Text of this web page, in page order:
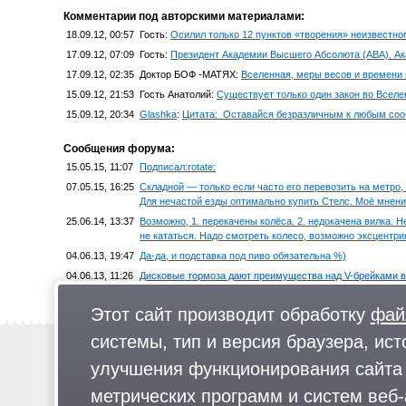
Комментарии под авторскими материалами:
18.09.12, 00:57 Гость: Осилил только 12 пунктов «творения»
17.09.12, 07:09 Гость: Президент Академии Высшего Абсолюта (АВА).
17.09.12, 02:35 Доктор БОФ -МАТЯХ: Вселенная, меры весов и времени
15.09.12, 21:53 Гость Анатолий: Существует только один закон во
15.09.12, 20:34 Glashka: Цитата: Оставайся безразличным к любым
Сообщения форума:
15.05.15, 11:07 Подписал:rotate:
07.05.15, 16:25 Складной — только если часто его перевозить на
Для нечастой езды оптимально купить Стелс. Моё
25.06.14, 13:37 Возможно, 1. перекачены колёса. 2. недокачена вилка.
не кататься. Надо смотреть колесо, возможно
04.06.13, 19:47 Да-да, и подставка под пиво обязательна %)
04.06.13, 11:26
Дисковые тормоза дают преимущества над V-брейками
больше →
Новости
Предложи новость
Реклама
Этот сайт производит обработку
системы, тип и версия браузера,
улучшения функционирования
метрических программ и систем